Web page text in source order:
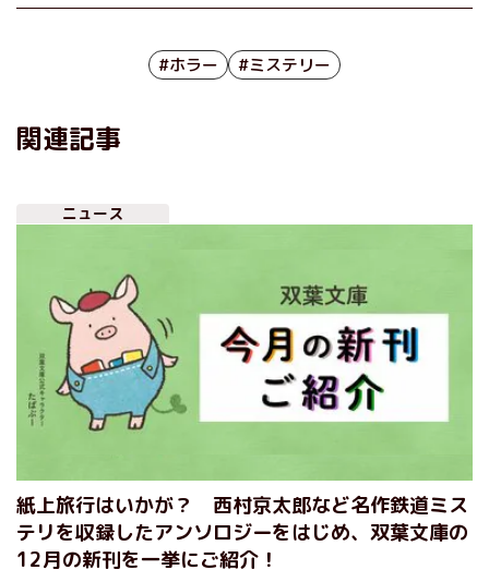
#ホラー #ミステリー
関連記事
ニュース
紙上旅行はいかが？ 西村京太郎など名作鉄道ミス
テリを収録したアンソロジーをはじめ、双葉文庫の
12月の新刊を一挙にご紹介！